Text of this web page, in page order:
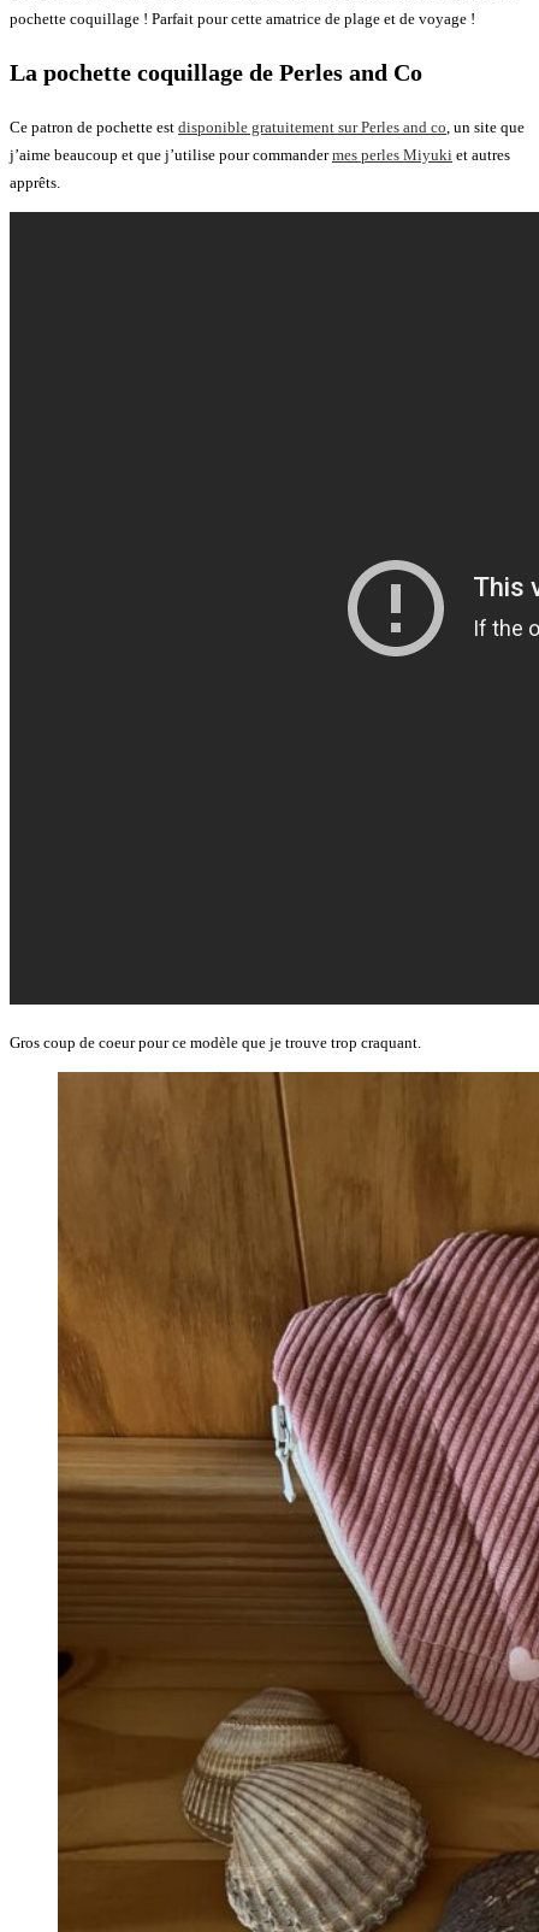
pochette coquillage ! Parfait pour cette amatrice de plage et de voyage !
La pochette coquillage de Perles and Co
Ce patron de pochette est disponible gratuitement sur Perles and co, un site que
j’aime beaucoup et que j’utilise pour commandermes perles Miyuki et autres
apprêts.
Gros coup de coeur pour ce modèle que je trouve trop craquant.